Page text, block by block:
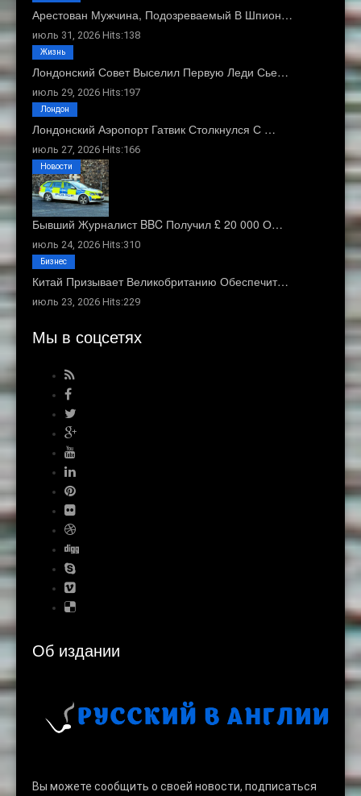
Арестован Мужчина, Подозреваемый В Шпион…
июль 31, 2026 Hits:138
Лондонский Совет Выселил Первую Леди Сье…
июль 29, 2026 Hits:197
Жизнь
Лондонский Аэропорт Гатвик Столкнулся С …
июль 27, 2026 Hits:166
Лондон
Бывший Журналист BBC Получил £ 20 000 О…
июль 24, 2026 Hits:310
Новости
Китай Призывает Великобританию Обеспечит…
июль 23, 2026 Hits:229
Бизнес
Мы в соцсетях
Об издании
Вы можете сообщить о своей новости, подписаться